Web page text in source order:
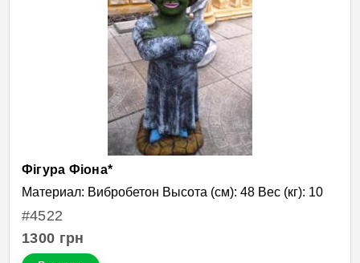
Фігура Фіона*
Материал: Вибробетон Высота (см): 48 Вес (кг): 10
#4522
1300 грн